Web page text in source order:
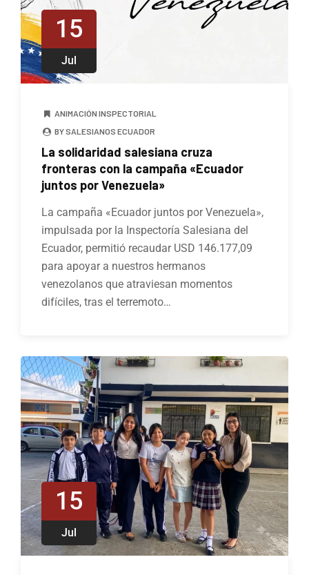
15
Jul
ANIMACIÓN INSPECTORIAL
BY SALESIANOS ECUADOR
La solidaridad salesiana cruza
fronteras con la campaña «Ecuador
juntos por Venezuela»
La campaña «Ecuador juntos por Venezuela»,
impulsada por la Inspectoría Salesiana del
Ecuador, permitió recaudar USD 146.177,09
para apoyar a nuestros hermanos
venezolanos que atraviesan momentos
difíciles, tras el terremoto…
15
Jul